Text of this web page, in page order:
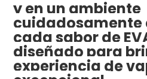
y en un ambiente
cada sabor de
diseñado para
experiencia de